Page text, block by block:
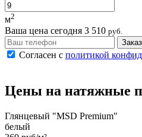
м2
Ваша цена сегодня 3 510 руб.
Согласен с политикой
Цены на натяжные
Глянцевый "MSD Premium"
белый